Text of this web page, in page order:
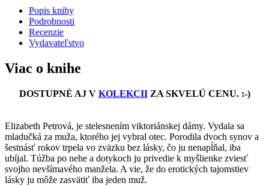
Popis knihy
Podrobnosti
Recenzie
Vydavateľstvo
Viac o knihe
DOSTUPNÉ AJ V KOLEKCIIZA SKVELÚ CENU. :-)
Elizabeth Petrová, je stelesnením viktoriánskej dámy. Vydala sa
mladučká za muža, ktorého jej vybral otec. Porodila dvoch synov a
šestnásť rokov trpela vo zväzku bez lásky, čo ju nenapĺňal, iba
ubíjal. Túžba po nehe a dotykoch ju privedie k myšlienke zviesť
svojho nevšímavého manžela. A vie, že do erotických tajomstiev
lásky ju môže zasvätiť iba jeden muž.